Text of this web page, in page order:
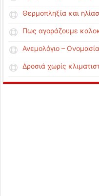
Θερμοπληξία και
Πως αγοράζουμε
Ανεμολόγιο –
Δροσιά χωρίς